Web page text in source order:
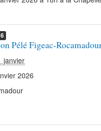
Pélé Figeac-
janvier
2026